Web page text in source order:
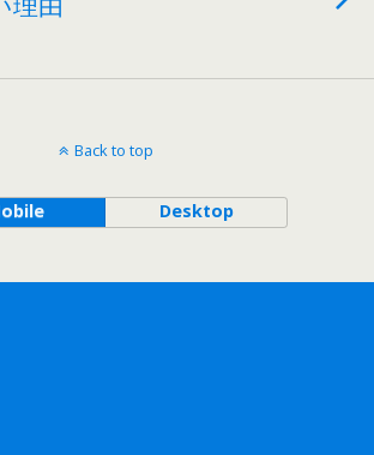
Back to top
Desktop